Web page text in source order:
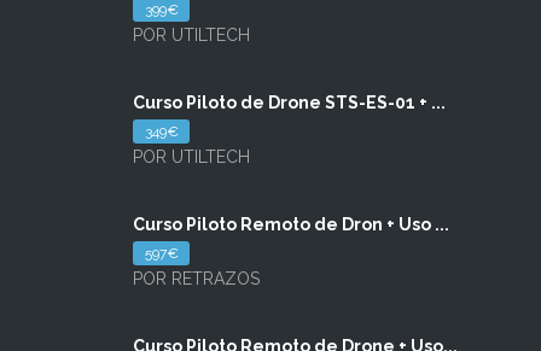
399€
POR UTILTECH
Curso Piloto de Drone STS-ES-01 + ...
349€
POR UTILTECH
Curso Piloto Remoto de Dron + Uso ...
597€
POR RETRAZOS
Curso Piloto Remoto de Drone + Uso...